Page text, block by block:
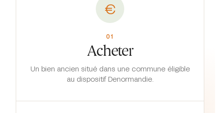
€
01
Acheter
Un bien ancien situé dans une commune éligible
au dispositif Denormandie.